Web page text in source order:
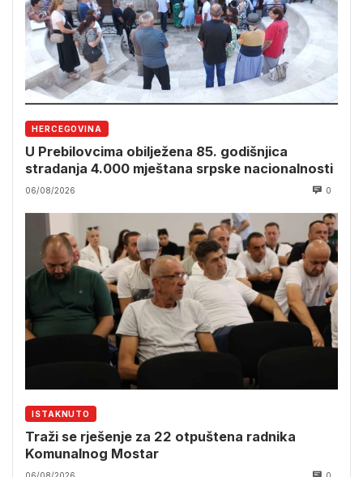
HERCEGOVINA
U Prebilovcima obilježena 85. godišnjica
stradanja 4.000 mještana srpske nacionalnosti
06/08/2026 0
ISTAKNUTO
Traži se rješenje za 22 otpuštena radnika
Komunalnog Mostar